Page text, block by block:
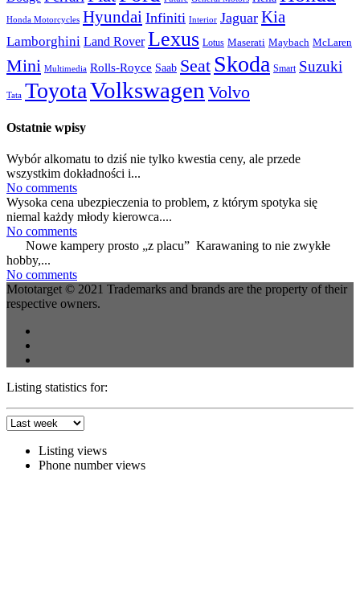
Honda Motorcycles Hyundai Infiniti Interior Jaguar Kia
Lamborghini Land Rover Lexus Lotus Maserati Maybach McLaren
Mini Multimedia Rolls-Royce Saab Seat Skoda Smart Suzuki
Tata ToyotaVolkswagen Volvo
Ostatnie wpisy
Wybór alkomatu to dziś nie tylko kwestia ceny, ale przede
wszystkim dokładności i...
No comments
Wysoka cena ubezpieczenia to problem, z którym spotyka się
niemal każdy młody kierowca....
No comments
Nowe kampery prosto „z placu” Karawaning to nie zwykłe
hobby,...
No comments
Mototarget © 2021 Trademarks and brands are the property of their
respective owners.
Listing statistics for:
Listing views
Phone number views